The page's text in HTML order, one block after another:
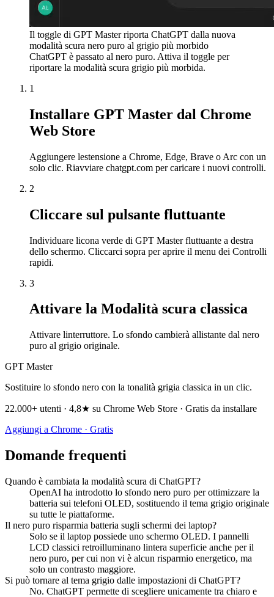
Il toggle di GPT Master riporta ChatGPT dalla nuova
modalità scura nero puro al grigio più morbido
ChatGPT è passato al nero puro. Attiva il toggle per
riportare la modalità scura grigio più morbida.
1
Installare GPT Master dal Chrome
Web Store
Aggiungere lestensione a Chrome, Edge, Brave o Arc con un
solo clic. Riavviare chatgpt.com per caricare i nuovi controlli.
2
Cliccare sul pulsante fluttuante
Individuare licona verde di GPT Master fluttuante a destra
dello schermo. Cliccarci sopra per aprire il menu dei Controlli
rapidi.
3
Attivare la Modalità scura classica
Attivare linterruttore. Lo sfondo cambierà allistante dal nero
puro al grigio originale.
GPT Master
Sostituire lo sfondo nero con la tonalità grigia classica in un clic.
22.000+ utenti · 4,8★ su Chrome Web Store · Gratis da installare
Aggiungi a Chrome · Gratis
Domande frequenti
Quando è cambiata la modalità scura di ChatGPT?
OpenAI ha introdotto lo sfondo nero puro per ottimizzare la
batteria sui telefoni OLED, sostituendo il tema grigio originale
su tutte le piattaforme.
Il nero puro risparmia batteria sugli schermi dei laptop?
Solo se il laptop possiede uno schermo OLED. I pannelli
LCD classici retroilluminano lintera superficie anche per il
nero puro, per cui non vi è alcun risparmio energetico, ma
solo un contrasto maggiore.
Si può tornare al tema grigio dalle impostazioni di ChatGPT?
No. ChatGPT permette di scegliere unicamente tra chiaro e